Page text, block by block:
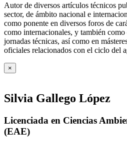
Autor de diversos artículos técnicos
sector, de ámbito nacional e
como ponente en diversos foros de
como internacionales, y también
jornadas técnicas, así como en
oficiales relacionados con el ciclo del
×
Silvia Gallego López
Licenciada en Ciencias
(EAE)